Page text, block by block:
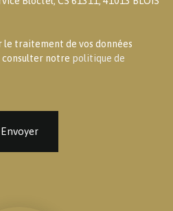
le traitement de vos données
consulter notre politique de
Envoyer